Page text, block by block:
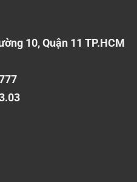
10, Quận 11 TP.HCM